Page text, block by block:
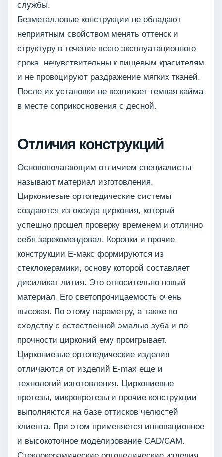
службы.
Безметалловые конструкции не обладают
неприятным свойством менять оттенок и
структуру в течение всего эксплуатационного
срока, нечувствительны к пищевым красителям
и не провоцируют раздражение мягких тканей.
После их установки не возникает темная кайма
в месте соприкосновения с десной.
Отличия конструкций
Основополагающим отличием специалисты
называют материал изготовления.
Циркониевые ортопедические системы
создаются из оксида циркония, который
успешно прошел проверку временем и отлично
себя зарекомендовал. Коронки и прочие
конструкции Е-макс формируются из
стеклокерамики, основу которой составляет
дисиликат лития. Это относительно новый
материал. Его светопроницаемость очень
высокая. По этому параметру, а также по
сходству с естественной эмалью зуба и по
прочности цирконий ему проигрывает.
Циркониевые ортопедические изделия
отличаются от изделий E-max еще и
технологий изготовления. Циркониевые
протезы, микропротезы и прочие конструкции
выполняются на базе оттисков челюстей
клиента. При этом применяется инновационное
и высокоточное моделирование CAD/CAM.